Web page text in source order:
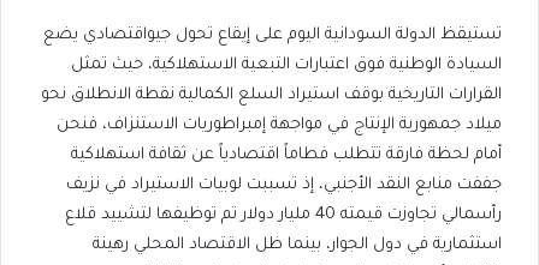
​تستيقظ الدولة السودانية اليوم على إيقاع تحول جيواقتصادي يضع
السيادة الوطنية فوق اعتبارات التبعية الاستهلاكية، حيث تمثل
القرارات التاريخية بوقف استيراد السلع الكمالية نقطة الانطلاق نحو
ميلاد جمهورية الإنتاج في مواجهة إمبراطوريات الاستنزاف، فنحن
أمام لحظة فارقة تتطلب فطاماً اقتصادياً عن ثقافة استهلاكية
جففت منابع النقد الأجنبي، إذ تسببت لوبيات الاستيراد في نزيف
رأسمالي تجاوزت قيمته 40 مليار دولار تم توظيفها لتشييد قلاع
استثمارية في دول الجوار، بينما ظل الاقتصاد المحلي رهينة